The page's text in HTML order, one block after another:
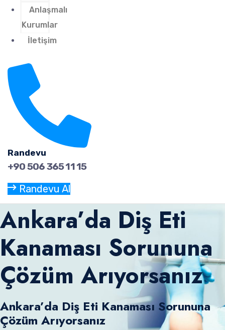
Anlaşmalı
Kurumlar
İletişim
Randevu
+90 506 365 11 15
Randevu Al
Ankara’da Diş Eti
Kanaması Sorununa
Çözüm Arıyorsanız
Ankara’da Diş Eti Kanaması Sorununa
Çözüm Arıyorsanız